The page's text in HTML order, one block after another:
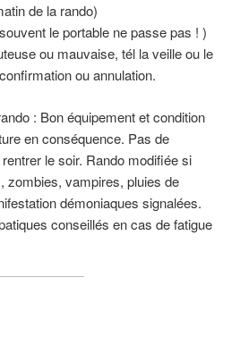
de la rando)
le portable ne passe pas ! )
ou mauvaise, tél la veille ou le
ou annulation.
: Bon équipement et condition
en conséquence. Pas de
le soir. Rando modifiée si
zombies, vampires, pluies de
démoniaques signalées.
conseillés en cas de fatigue